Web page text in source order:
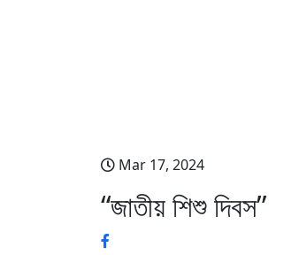
Mar 17, 2024
“জাতীয় শিশু দিবস”